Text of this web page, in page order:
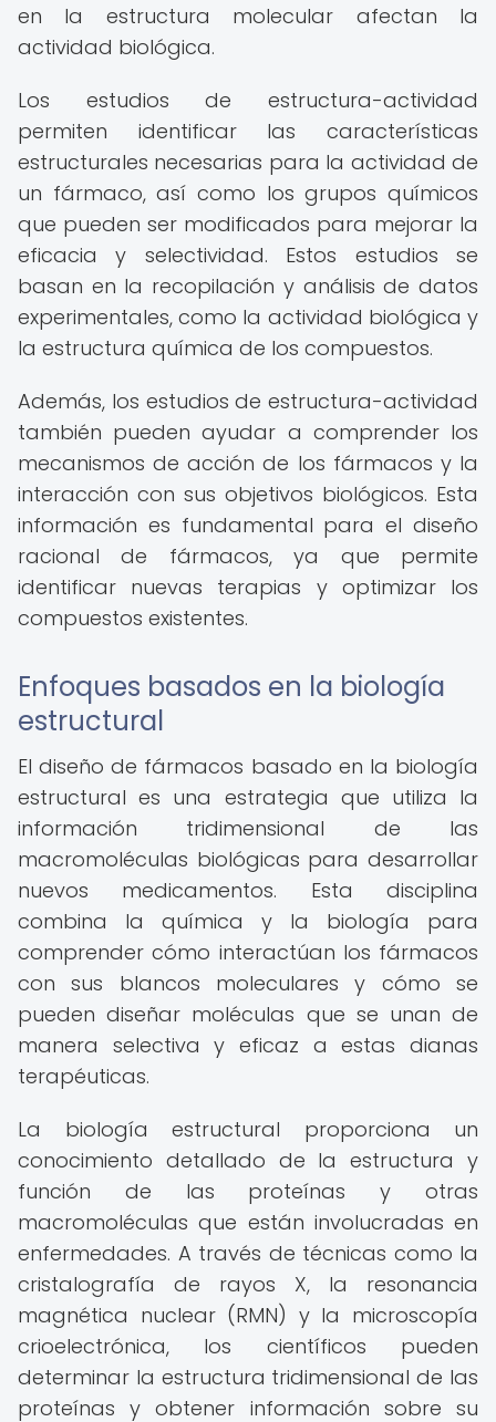
en la estructura molecular afectan la
actividad biológica.
Los estudios de estructura-actividad
permiten identificar las características
estructurales necesarias para la actividad de
un fármaco, así como los grupos químicos
que pueden ser modificados para mejorar la
eficacia y selectividad. Estos estudios se
basan en la recopilación y análisis de datos
experimentales, como la actividad biológica y
la estructura química de los compuestos.
Además, los estudios de estructura-actividad
también pueden ayudar a comprender los
mecanismos de acción de los fármacos y la
interacción con sus objetivos biológicos. Esta
información es fundamental para el diseño
racional de fármacos, ya que permite
identificar nuevas terapias y optimizar los
compuestos existentes.
Enfoques basados en la biología
estructural
El diseño de fármacos basado en la biología
estructural es una estrategia que utiliza la
información tridimensional de las
macromoléculas biológicas para desarrollar
nuevos medicamentos. Esta disciplina
combina la química y la biología para
comprender cómo interactúan los fármacos
con sus blancos moleculares y cómo se
pueden diseñar moléculas que se unan de
manera selectiva y eficaz a estas dianas
terapéuticas.
La biología estructural proporciona un
conocimiento detallado de la estructura y
función de las proteínas y otras
macromoléculas que están involucradas en
enfermedades. A través de técnicas como la
cristalografía de rayos X, la resonancia
magnética nuclear (RMN) y la microscopía
crioelectrónica, los científicos pueden
determinar la estructura tridimensional de las
proteínas y obtener información sobre su